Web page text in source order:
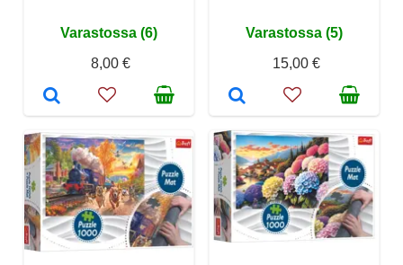
Varastossa (6)
8,00 €
Varastossa (5)
15,00 €